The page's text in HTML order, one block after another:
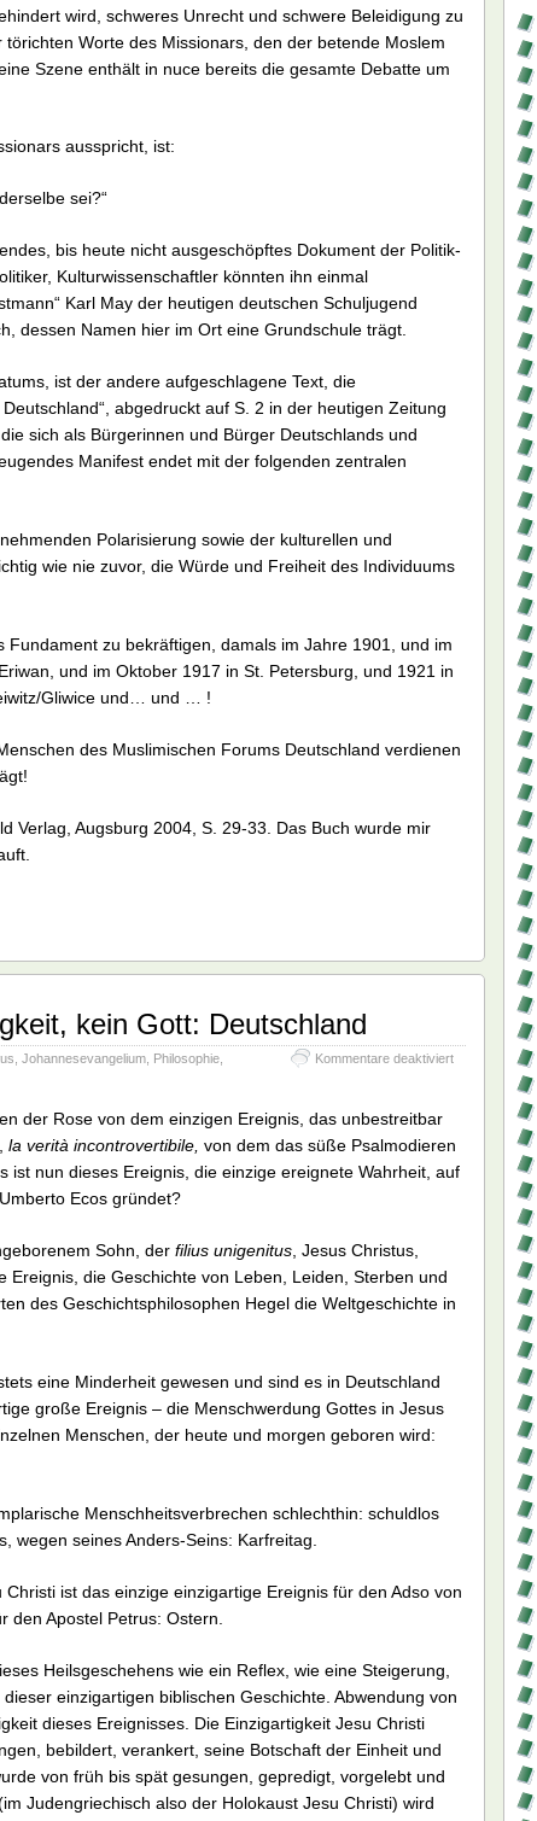
wird, schweres Unrecht und schwere Beleidigung zu
Worte des Missionars, den der betende Moslem
Szene enthält in nuce bereits die gesamte Debatte um
ausspricht, ist:
sei?“
bis heute nicht ausgeschöpftes Dokument der Politik-
Kulturwissenschaftler könnten ihn einmal
Karl May der heutigen deutschen Schuljugend
dessen Namen hier im Ort eine Grundschule trägt.
ist der andere aufgeschlagene Text, die
abgedruckt auf S. 2 in der heutigen Zeitung
sich als Bürgerinnen und Bürger Deutschlands und
Manifest endet mit der folgenden zentralen
Polarisierung sowie der kulturellen und
wie nie zuvor, die Würde und Freiheit des Individuums
zu bekräftigen, damals im Jahre 1901, und im
und im Oktober 1917 in St. Petersburg, und 1921 in
Gliwice und… und … !
des Muslimischen Forums Deutschland verdienen
Verlag, Augsburg 2004, S. 29-33. Das Buch wurde mir
kein Gott: Deutschland
Johannesevangelium Philosophie Kommentare deaktiviertfür
Einzigartigkeit,
kein
Gott:
Deutschland
der Rose von dem einzigen Ereignis, das unbestreitbar
la verità incontrovertibile, von dem das süße Psalmodieren
ist nun dieses Ereignis, die einzige ereignete Wahrheit, auf
Ecos gründet?
Sohn, der filius unigenitus, Jesus Christus,
die Geschichte von Leben, Leiden, Sterben und
des Geschichtsphilosophen Hegel die Weltgeschichte in
eine Minderheit gewesen und sind es in Deutschland
große Ereignis – die Menschwerdung Gottes in Jesus
Menschen, der heute und morgen geboren wird:
Menschheitsverbrechen schlechthin: schuldlos
wegen seines Anders-Seins: Karfreitag.
ist das einzige einzigartige Ereignis für den Adso von
den Apostel Petrus: Ostern.
Heilsgeschehens wie ein Reflex, wie eine Steigerung,
einzigartigen biblischen Geschichte. Abwendung von
dieses Ereignisses. Die Einzigartigkeit Jesu Christi
bebildert, verankert, seine Botschaft der Einheit und
von früh bis spät gesungen, gepredigt, vorgelebt und
Judengriechisch also der Holokaust Jesu Christi) wird